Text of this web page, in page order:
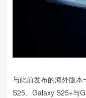
与此前发布的海外版
S25、Galaxy S25+与